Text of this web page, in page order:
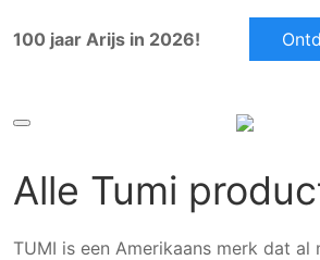
100 jaar Arijs in 2026!
Alle Tumi
TUMI is een Amerikaans merk dat